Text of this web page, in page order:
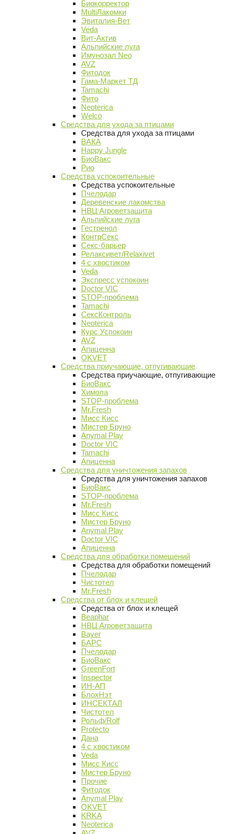
Биокорректор
MultiЛакомки
Эвиталия-Вет
Veda
Вит-Актив
Альпийские луга
Имунозал Neo
AVZ
Фитодок
Гама-Маркет ТД
Tamachi
Фито
Neoterica
Welco
Средства для ухода за птицами
Средства для ухода за птицами
ВАКА
Happy Jungle
БиоВакс
Рио
Средства успокоительные
Средства успокоительные
Пчелодар
Деревенские лакомства
НВЦ Агроветзащита
Альпийские луга
Гестренол
КонтрСекс
Секс-барьер
Релаксивет/Relaxivet
4 с хвостиком
Veda
Экспресс успокоин
Doctor VIC
STOP-проблема
Tamachi
СексКонтроль
Neoterica
Курс Успокоин
AVZ
Апиценна
OKVET
Средства приучающие, отпугивающие
Средства приучающие, отпугивающие
БиоВакс
Химола
STOP-проблема
Mr.Fresh
Мисс Кисс
Мистер Бруно
Anymal Play
Doctor VIC
Tamachi
Апиценна
Средства для уничтожения запахов
Средства для уничтожения запахов
БиоВакс
STOP-проблема
Mr.Fresh
Мисс Кисс
Мистер Бруно
Anymal Play
Doctor VIC
Апиценна
Средства для обработки помещений
Средства для обработки помещений
Пчелодар
Чистотел
Mr.Fresh
Средства от блох и клещей
Средства от блох и клещей
Beaphar
НВЦ Агроветзащита
Bayer
БАРС
Пчелодар
БиоВакс
GreenFort
Inspector
ИН-АП
БлохНэт
ИНСЕКТАЛ
Чистотел
Рольф/Rolf
Protecto
Дана
4 с хвостиком
Veda
Мисс Кисс
Мистер Бруно
Прочие
Фитодок
Anymal Play
OKVET
KRKA
Neoterica